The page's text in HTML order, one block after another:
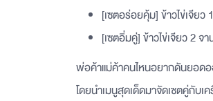
[เซตอร่อยคุ้ม] ข้าวไข่เจีย
[เซตอิ่มคู่] ข้าวไข่เจียว 2
พ่อค้าแม่ค้าคนไหนอยากดันยอดอ
โดยนำเมนูสุดเด็ดมาจัดเซตคู่กับ